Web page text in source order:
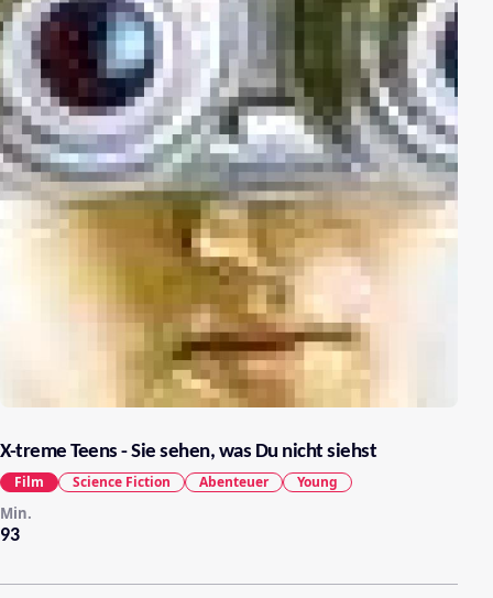
X-treme Teens - Sie sehen, was Du nicht siehst
93
Min.
Film Science Fiction Abenteuer Young